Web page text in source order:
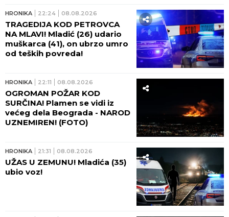
HRONIKA 22:24 08.08.2026
TRAGEDIJA KOD PETROVCA
NA MLAVI! Mladić (26) udario
muškarca (41), on ubrzo umro
od teških povreda!
HRONIKA 22:11 08.08.2026
OGROMAN POŽAR KOD
SURČINA! Plamen se vidi iz
većeg dela Beograda - NAROD
UZNEMIREN! (FOTO)
HRONIKA 21:31 08.08.2026
UŽAS U ZEMUNU! Mladića (35)
ubio voz!